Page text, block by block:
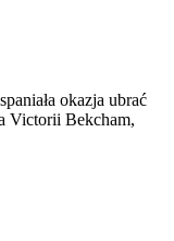
okazja ubrać
Victorii Bekcham,